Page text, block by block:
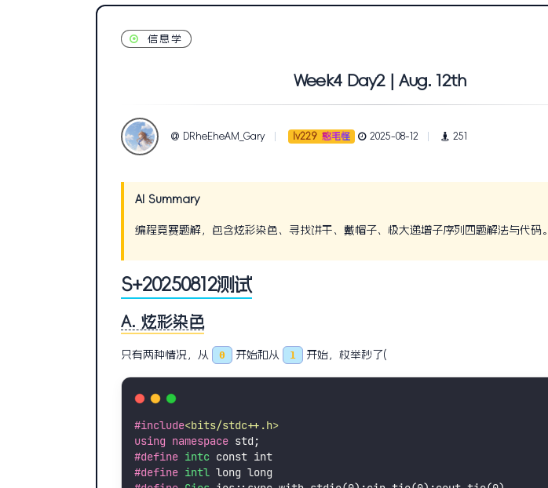
信息学
Week4 Day2 | Aug. 12th
DRheEheAM_Gary lv229 憨毛怪 2025-08-12 251
AI Summary
编程竞赛题解，包含炫彩染色、寻找饼干、戴帽子、极大递增子序列四题解法与代码。
S+20250812测试
A. 炫彩染色
只有两种情况，从 0 开始和从 1 开始，枚举秒了(
#include<bits/stdc++.h>
using namespace std;
#define intc const int
#define intl long long